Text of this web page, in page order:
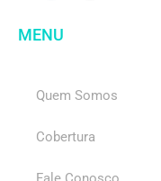
MENU
Quem Somos
Cobertura